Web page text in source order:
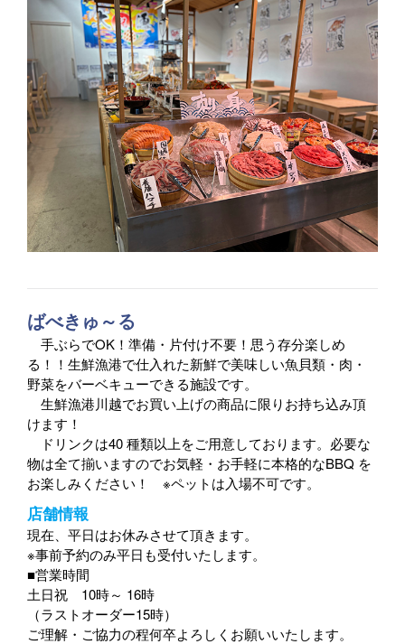
ばべきゅ～る
手ぶらでOK！準備・片付け不要！思う存分楽しめ
る！！生鮮漁港で仕入れた新鮮で美味しい魚貝類・肉・
野菜をバーベキューできる施設です。
生鮮漁港川越でお買い上げの商品に限りお持ち込み頂
けます！
ドリンクは40 種類以上をご用意しております。必要な
物は全て揃いますのでお気軽・お手軽に本格的なBBQ を
お楽しみください！ ※ペットは入場不可です。
店舗情報
現在、平日はお休みさせて頂きます。
※事前予約のみ平日も受付いたします。
■営業時間
土日祝 10時～ 16時
（ラストオーダー15時）
ご理解・ご協力の程何卒よろしくお願いいたします。